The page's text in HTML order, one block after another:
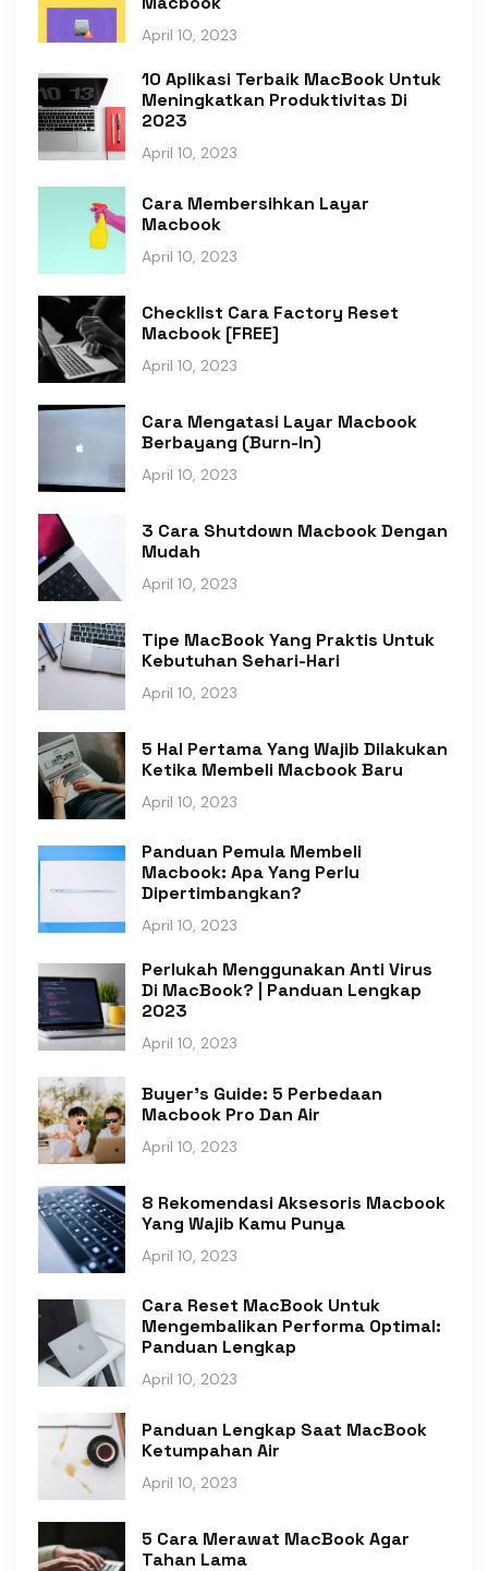
April 10, 2023
10 Aplikasi Terbaik MacBook Untuk
Meningkatkan Produktivitas Di
2023
April 10, 2023
Cara Membersihkan Layar
Macbook
April 10, 2023
Checklist Cara Factory Reset
Macbook [FREE]
April 10, 2023
Cara Mengatasi Layar Macbook
Berbayang (Burn-In)
April 10, 2023
3 Cara Shutdown Macbook Dengan
Mudah
April 10, 2023
Tipe MacBook Yang Praktis Untuk
Kebutuhan Sehari-Hari
April 10, 2023
5 Hal Pertama Yang Wajib Dilakukan
Ketika Membeli Macbook Baru
April 10, 2023
Panduan Pemula Membeli
Macbook: Apa Yang Perlu
Dipertimbangkan?
April 10, 2023
Perlukah Menggunakan Anti Virus
Di MacBook? | Panduan Lengkap
2023
April 10, 2023
Buyer's Guide: 5 Perbedaan
Macbook Pro Dan Air
April 10, 2023
8 Rekomendasi Aksesoris Macbook
Yang Wajib Kamu Punya
April 10, 2023
Cara Reset MacBook Untuk
Mengembalikan Performa Optimal:
Panduan Lengkap
April 10, 2023
Panduan Lengkap Saat MacBook
Ketumpahan Air
April 10, 2023
5 Cara Merawat MacBook Agar
Tahan Lama